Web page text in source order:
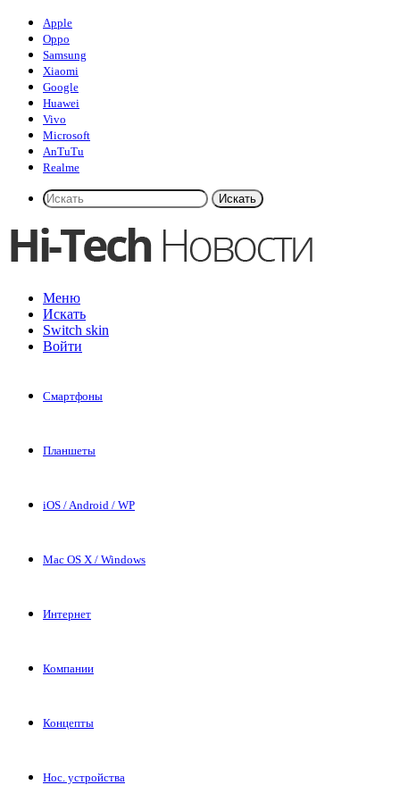
Apple
Oppo
Samsung
Xiaomi
Google
Huawei
Vivo
Microsoft
AnTuTu
Realme
Искать
Меню
Искать
Switch skin
Войти
Смартфоны
Планшеты
iOS / Android / WP
Mac OS X / Windows
Интернет
Компании
Концепты
Нос. устройства